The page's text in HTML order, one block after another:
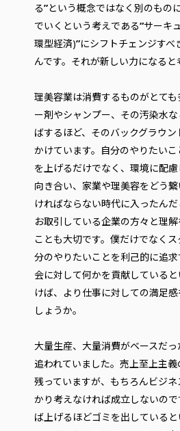
る”という概念ではなく別のもの
でいくという考えである“サーキ
環型経済)”にシフトチェンジすべ
んです。それが新しい力になると
理美容業は消費するものがとて
ー剤やシャンプー、その汚染水
ばするほど、そのバックグラウ
かけています。自分のやりたい
を上げるだけでなく、環境に配
向き合い、家業や理美容をどう
ければならない時代に入ったんだ
お取引している企業の方々と理
ことも大切です。僕だけでなく
分のやりたいことを利己的に追
会に対して何かを貢献している
けば、より仕事に対しての満足
しょうか。
大量生産、大量消費がベースだ
追われていました。売上至上主
残っていますが、もちろんビジ
かり考えなければ成立しないの
ば上げるほどゴミを出している